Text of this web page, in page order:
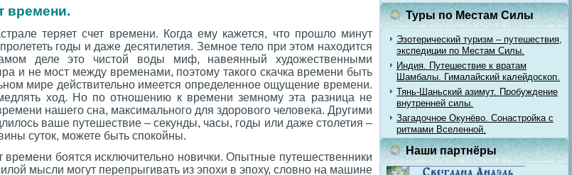
времени.
теряет счет времени. Когда ему кажется, что прошло минут
годы и даже десятилетия. Земное тело при этом находится
деле это чистой воды миф, навеянный художественными
и не мост между временами, поэтому такого скачка времени быть
мире действительно имеется определенное ощущение времени.
ход. Но по отношению к времени земному эта разница не
нашего сна, максимального для здорового человека. Другими
ваше путешествие – секунды, часы, годы или даже столетия –
суток, можете быть спокойны.
времени боятся исключительно новички. Опытные путешественники
мысли могут перепрыгивать из эпохи в эпоху, словно на машине
Туры по Местам Силы
Эзотерический туризм – путешествия,
экспедиции по Местам Силы.
Индия. Путешествие к вратам
Шамбалы. Гималайский калейдоскоп.
Тянь-Шаньский азимут. Пробуждение
внутренней силы.
Загадочное Окунёво. Сонастройка с
ритмами Вселенной.
Наши партнёры